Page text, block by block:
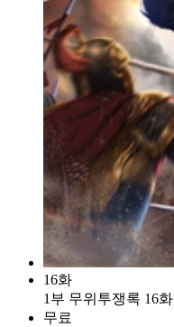
16화
1부 무위투쟁록 16화
무료